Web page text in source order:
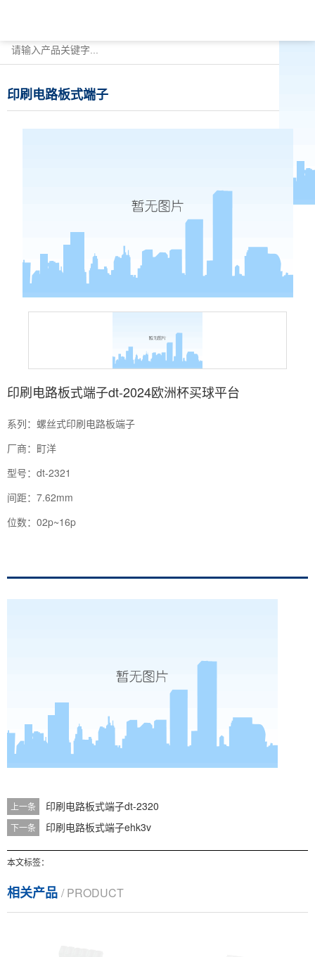
印刷电路板式端子
印刷电路板式端子dt-2024欧洲杯买球平台
系列：螺丝式印刷电路板端子
厂商：町洋
型号：dt-2321
间距：7.62mm
位数：02p~16p
上一条 印刷电路板式端子dt-2320
下一条 印刷电路板式端子ehk3v
本文标签：
相关产品 / PRODUCT